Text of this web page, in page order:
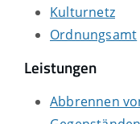
Kulturnetz
Ordnungsamt
Leistungen
Abbrennen